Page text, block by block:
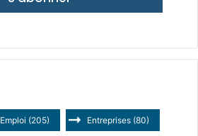
Emploi (205) Entreprises (80)